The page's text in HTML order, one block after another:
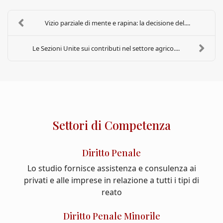
Vizio parziale di mente e rapina: la decisione del....
Le Sezioni Unite sui contributi nel settore agrico....
Settori di Competenza
Diritto Penale
Lo studio fornisce assistenza e consulenza ai
privati e alle imprese in relazione a tutti i tipi di
reato
Diritto Penale Minorile